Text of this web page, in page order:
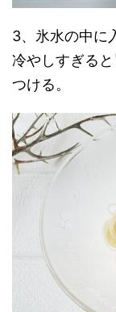
3、氷水の中に
冷やしすぎる
つける。